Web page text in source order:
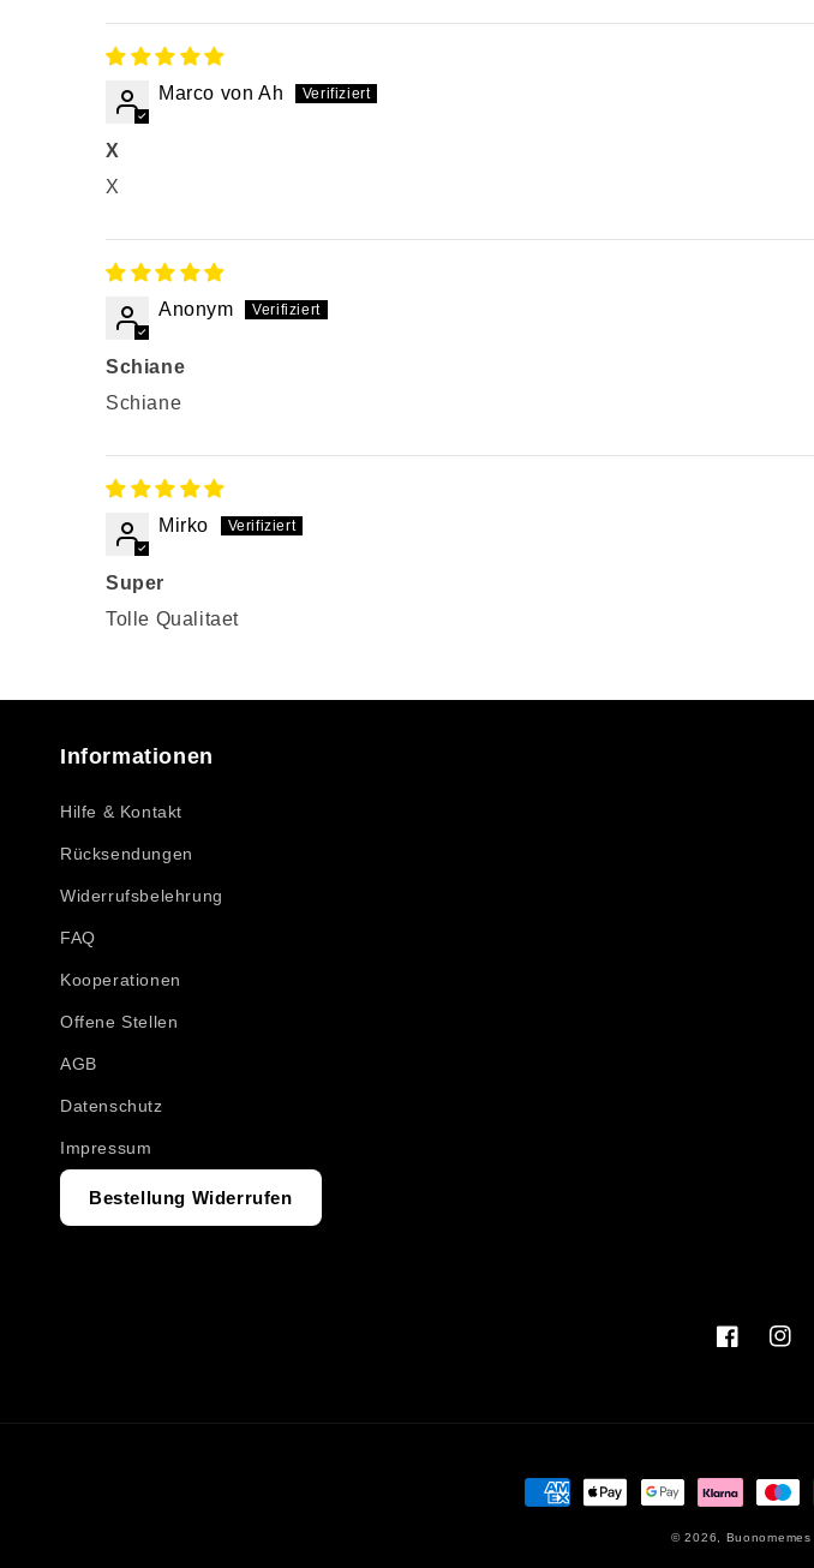
Marco von Ah
X
X
Anonym
Schiane
Schiane
Mirko
Super
Tolle Qualitaet
Informationen
Hilfe & Kontakt
Rücksendungen
Widerrufsbelehrung
FAQ
Kooperationen
Offene Stellen
AGB
Datenschutz
Impressum
Bestellung Widerrufen
© 2026, Buonomemes